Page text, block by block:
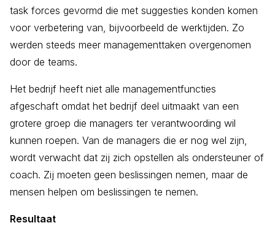
task forces gevormd die met suggesties konden komen
voor verbetering van, bijvoorbeeld de werktijden. Zo
werden steeds meer managementtaken overgenomen
door de teams.
Het bedrijf heeft niet alle managementfuncties
afgeschaft omdat het bedrijf deel uitmaakt van een
grotere groep die managers ter verantwoording wil
kunnen roepen. Van de managers die er nog wel zijn,
wordt verwacht dat zij zich opstellen als ondersteuner of
coach. Zij moeten geen beslissingen nemen, maar de
mensen helpen om beslissingen te nemen.
Resultaat